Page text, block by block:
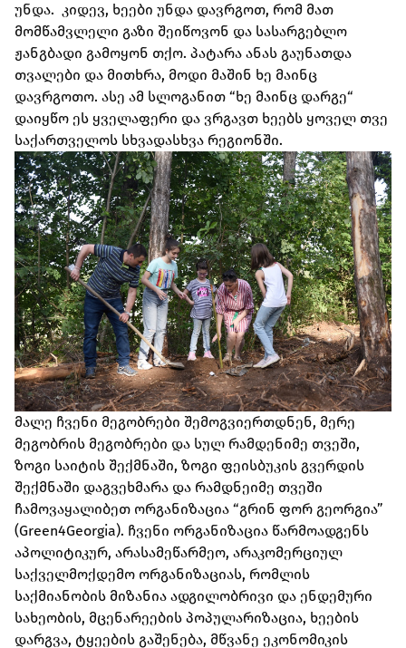
უნდა. კიდევ, ხეები უნდა დავრგოთ, რომ მათ
მომწამვლელი გაზი შეიწოვონ და სასარგებლო
ჟანგბადი გამოყონ თქო. პატარა ანას გაუნათდა
თვალები და მითხრა, მოდი მაშინ ხე მაინც
დავრგოთო. ასე ამ სლოგანით “ხე მაინც დარგე“
დაიყწო ეს ყველაფერი და ვრგავთ ხეებს ყოველ თვე
საქართველოს სხვადასხვა რეგიონში.
მალე ჩვენი მეგობრები შემოგვიერთდნენ, მერე
მეგობრის მეგობრები და სულ რამდენიმე თვეში,
ზოგი საიტის შექმნაში, ზოგი ფეისბუკის გვერდის
შექმნაში დაგვეხმარა და რამდნეიმე თვეში
ჩამოვაყალიბეთ ორგანიზაცია “გრინ ფორ გეორგია”
(Green4Georgia). ჩვენი ორგანიზაცია წარმოადგენს
აპოლიტიკურ, არასამეწარმეო, არაკომერციულ
საქველმოქდემო ორგანიზაციას, რომლის
საქმიანობის მიზანია ადგილობრივი და ენდემური
სახეობის, მცენარეების პოპულარიზაცია, ხეების
დარგვა, ტყეების გაშენება, მწვანე ეკონომიკის